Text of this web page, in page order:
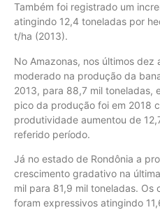
Também foi registrado um
atingindo 12,4 toneladas por
t/ha (2013).
No Amazonas, nos últimos
moderado na produção da
2013, para 88,7 mil toneladas,
pico da produção foi em 2018
produtividade aumentou de
referido período.
Já no estado de Rondônia a
crescimento gradativo na
mil para 81,9 mil toneladas.
foram expressivos atingindo